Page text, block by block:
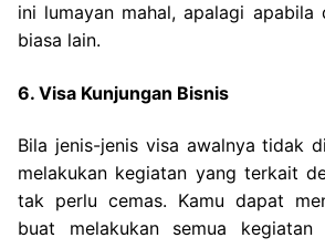
ini lumayan mahal, apalagi apabila
biasa lain.
6. Visa Kunjungan Bisnis
Bila jenis-jenis visa awalnya tidak
melakukan kegiatan yang terkait
tak perlu cemas. Kamu dapat
buat melakukan semua